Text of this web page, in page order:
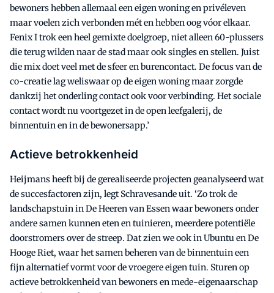
bewoners hebben allemaal een eigen woning en privéleven
maar voelen zich verbonden mét en hebben oog vóor elkaar.
Fenix I trok een heel gemixte doelgroep, niet alleen 60-plussers
die terug wilden naar de stad maar ook singles en stellen. Juist
die mix doet veel met de sfeer en burencontact. De focus van de
co-creatie lag weliswaar op de eigen woning maar zorgde
dankzij het onderling contact ook voor verbinding. Het sociale
contact wordt nu voortgezet in de open leefgalerij, de
binnentuin en in de bewonersapp.’
Actieve betrokkenheid
Heijmans heeft bij de gerealiseerde projecten geanalyseerd wat
de succesfactoren zijn, legt Schravesande uit. ‘Zo trok de
landschapstuin in De Heeren van Essen waar bewoners onder
andere samen kunnen eten en tuinieren, meerdere potentiële
doorstromers over de streep. Dat zien we ook in Ubuntu en De
Hooge Riet, waar het samen beheren van de binnentuin een
fijn alternatief vormt voor de vroegere eigen tuin. Sturen op
actieve betrokkenheid van bewoners en mede-eigenaarschap